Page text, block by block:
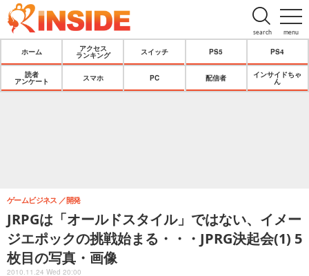
menu
search
ホーム
アクセス
ランキング
スイッチ PS5 PS4
読者
アンケート
スマホ PC 配信者
インサイドちゃ
ん
JRPGは「オールドスタイル」ではない、イメー
ジエポックの挑戦始まる・・・JPRG決起会(1) 5
枚目の写真・画像
ゲームビジネス 開発
2010.11.24 Wed 20:00